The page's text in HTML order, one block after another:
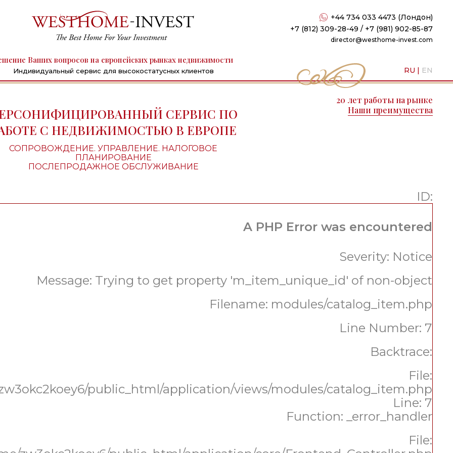
Ваших вопросов на европейских рынках недвижимости
Индивидуальный сервис для высокостатусных клиентов
+44 734 033 4473 (Лондон)
+7 (812) 309-28-49 / +7 (981) 902-85-87
director@westhome-invest.com
RU | EN
СЕРВИС ПО
С НЕДВИЖИМОСТЬЮ В ЕВРОПЕ
СОПРОВОЖДЕНИЕ. УПРАВЛЕНИЕ. НАЛОГОВОЕ
ПЛАНИРОВАНИЕ
ПОСЛЕПРОДАЖНОЕ ОБСЛУЖИВАНИЕ
20 лет работы на рынке
Наши преимущества
ID:
A PHP Error was encountered
Severity: Notice
Message: Trying to get property 'm_item_unique_id' of non-object
Filename: modules/catalog_item.php
Line Number: 7
Backtrace:
File:
public_html/application/views/modules/catalog_item.php
Line: 7
Function: _error_handler
File: